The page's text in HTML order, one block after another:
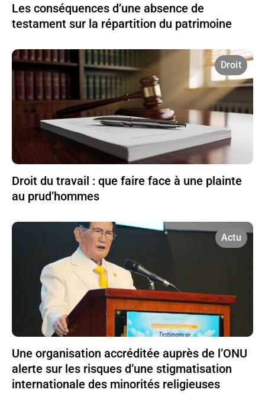
Les conséquences d’une absence de
testament sur la répartition du patrimoine
Droit
Droit du travail : que faire face à une plainte
au prud’hommes
Actu
Une organisation accréditée auprès de l’ONU
alerte sur les risques d’une stigmatisation
internationale des minorités religieuses